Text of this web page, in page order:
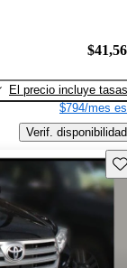
El precio incluye tasas
$794/mes
Verif. disponibilidad